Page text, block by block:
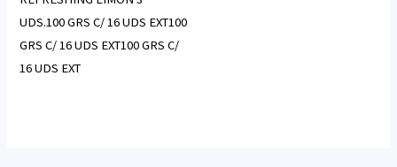
UDS.100 GRS C/ 16 UDS EXT100
GRS C/ 16 UDS EXT100 GRS C/
16 UDS EXT